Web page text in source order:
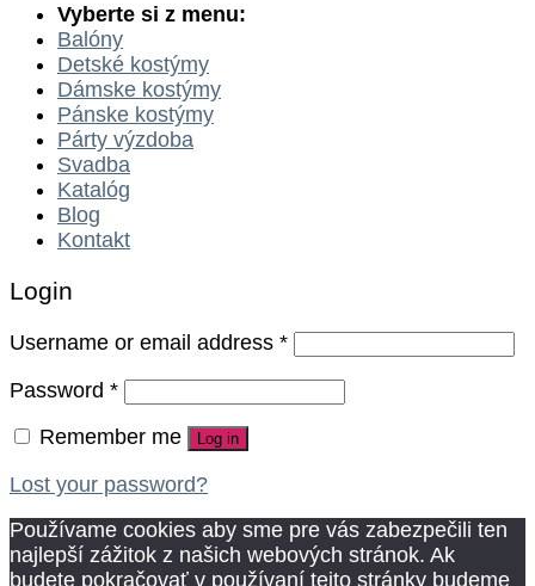
Vyberte si z menu:
Balóny
Detské kostýmy
Dámske kostýmy
Pánske kostýmy
Párty výzdoba
Svadba
Katalóg
Blog
Kontakt
Login
Username or email address *
Password *
Remember me
Log in
Lost your password?
Používame cookies aby sme pre vás zabezpečili ten
najlepší zážitok z našich webových stránok. Ak
budete pokračovať v používaní tejto stránky budeme